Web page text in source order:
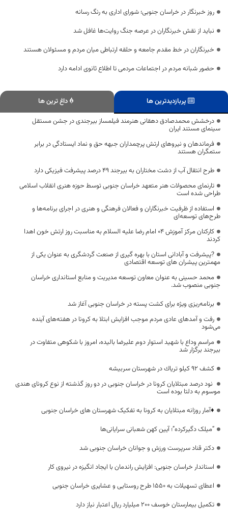
روز خبرنگار در خراسان جنوبی؛ شورای اداری به رنگ رسانه
نباید از نقش خبرنگاران در عرصه جنگ روایت‌ها غافل شد
خبرنگاران در خط مقدم جامعه و حلقه ارتباطی میان مردم و مسئولان هستند
حضور شبانه مردم در اجتماعات مردمی تا اطلاع ثانوی ادامه دارد
پربازدیدترین ها
داغ ترین ها
درخشش محمدصادق دهقانی هنرمند فیلمساز بیرجندی در جشن مستقل
سینمای مستند ایران
فرماندهان و نیروهای ارتش پرچمداران جبهه حق و نماد ایستادگی در برابر
ستمگران هستند
طرح انتقال آب از دشت مختاران به بیرجند ۴۹ درصد پیشرفت فیزیکی دارد
تارنمای محصولات هنر متعهد خراسان جنوبی توسط حوزه هنری انقلاب اسلامی
طراحی شده است
استفاده از ظرفیت خبرنگاران و فعالان فرهنگی و هنری در اجرای برنامه‌ها و
طرح‌های توسعه‌ای
کارکنان مرکز آموزش ۰۴ امام رضا علیه السلام به مناسبت روز ارتش خون اهدا
کردند
?پیشرفت و آبادانی استان با بهره گیری از صنعت گردشگری به عنوان یکی از
مهمترین پیشران های توسعه اقتصادی
محمد حسینی به عنوان معاون توسعه مدیریت و منابع استانداری خراسان
جنوبی منصوب شد.
برنامه‌ریزی ویژه برای کشت پسته در خراسان جنوبی آغاز شد
رفت و آمدهای عادی مردم موجب افزایش ابتلا به کرونا در هفته‌های آینده
می‌شود
مراسم وداع با شهید استوار دوم علیرضا بالیده، امروز با شکوهی متفاوت در
بیرجند برگزار شد
کشف 92 کیلو ترياك در شهرستان سربیشه
نود درصد مبتلایان کرونا در خراسان جنوبی در دو روز گذشته از نوع کرونای هندی
موسوم به دلتا بوده است
♦️آمار روزانه مبتلایان به کرونا به تفکیک شهرستان های خراسان جنوبی
“میلک دگیرکرده”؛ آیین کهن شعبانی سرایانی‌ها
دکتر قناد سرپرست ورزش و جوانان خراسان جنوبی شد
استاندار خراسان جنوبی: افزایش راندمان با ایجاد انگیزه در نیروی کار
اعطای تسهیلات به ۱۵۵۰ طرح روستایی و عشایری خراسان جنوبی
تکمیل بیمارستان خوسف ۲۰۰ میلیارد ریال اعتبار نیاز دارد